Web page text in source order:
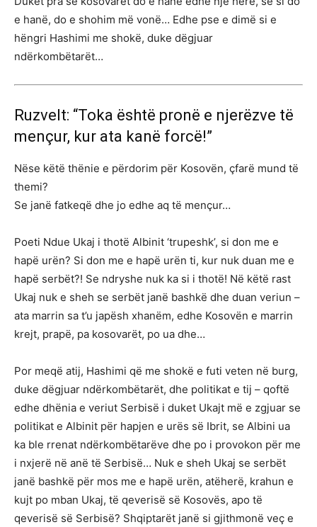
e hanë, do e shohim më vonë… Edhe pse e dimë si e
hëngri Hashimi me shokë, duke dëgjuar
ndërkombëtarët…
Ruzvelt: “Toka është pronë e njerëzve të
mençur, kur ata kanë forcë!”
Nëse këtë thënie e përdorim për Kosovën, çfarë mund të
themi?
Se janë fatkeqë dhe jo edhe aq të mençur…
Poeti Ndue Ukaj i thotë Albinit ‘trupeshk’, si don me e
hapë urën? Si don me e hapë urën ti, kur nuk duan me e
hapë serbët?! Se ndryshe nuk ka si i thotë! Në këtë rast
Ukaj nuk e sheh se serbët janë bashkë dhe duan veriun –
ata marrin sa t’u japësh xhanëm, edhe Kosovën e marrin
krejt, prapë, pa kosovarët, po ua dhe…
Por meqë atij, Hashimi që me shokë e futi veten në burg,
duke dëgjuar ndërkombëtarët, dhe politikat e tij – qoftë
edhe dhënia e veriut Serbisë i duket Ukajt më e zgjuar se
politikat e Albinit për hapjen e urës së Ibrit, se Albini ua
ka ble rrenat ndërkombëtarëve dhe po i provokon për me
i nxjerë në anë të Serbisë… Nuk e sheh Ukaj se serbët
janë bashkë për mos me e hapë urën, atëherë, krahun e
kujt po mban Ukaj, të qeverisë së Kosovës, apo të
qeverisë së Serbisë? Shqiptarët janë si gjithmonë veç e